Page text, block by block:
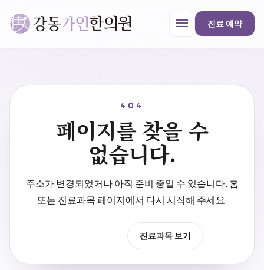
menu 진료 예약
한의원 안내
진료과목
404
페이지를 찾을 수
없습니다.
주소가 변경되었거나 아직 준비 중일 수 있습니다. 홈
또는 진료과목 페이지에서 다시 시작해 주세요.
진료과목 보기